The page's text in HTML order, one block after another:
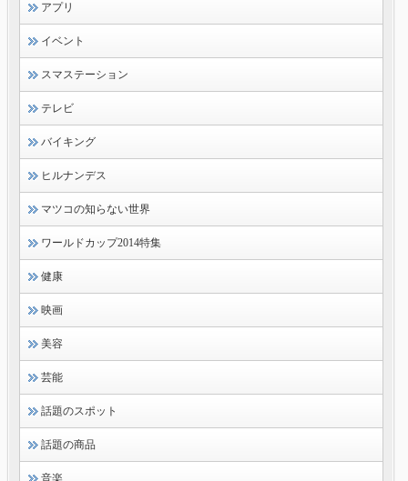
アプリ
イベント
スマステーション
テレビ
バイキング
ヒルナンデス
マツコの知らない世界
ワールドカップ2014特集
健康
映画
美容
芸能
話題のスポット
話題の商品